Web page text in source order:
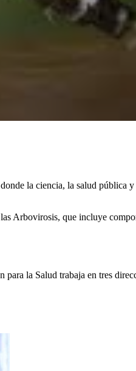
la ciencia, la salud pública
Arbovirosis, que incluye
la Salud trabaja en tres